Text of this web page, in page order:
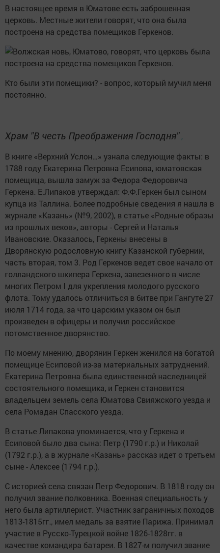
В настоящее время в Юматове есть заброшенная
церковь. Местные жители говорят, что она была
построена на средства помещиков Геркенов.
Кто были эти помещики? - вопрос, который мучил меня
постоянно.
Храм "В честь Преображения Господня",
В книге «Верхний Услон…» узнала следующие факты: в
1788 году Екатерина Петровна Есипова, юматовская
помещица, вышла замуж за Федора Федоровича
Геркена. Е.Липаков утверждал: Ф.Ф.Геркен был сыном
купца из Таллина. Более подробные сведения я нашла в
журнале «Казань» (№9, 2002), в статье «Родные образы
из прошлых веков», авторы - Сергей и Наталья
Ивановские. Оказалось, Геркены внесены в
Дворянскую родословную книгу Казанской губернии,
часть вторая, том 3. Род Геркенов ведет свое начало от
голландского шкипера Геркена, завезенного в числе
многих Петром I для укрепления молодого русского
флота. Тому удалось отличиться в битве при Гангуте 27
июля 1714 года, за что царским указом он был
произведен в офицеры и получил российское
потомственное дворянство.
По моему мнению, дворянин Геркен женился на богатой
помещице Есиповой из-за материальных затруднений.
Екатерина Петровна была единственной наследницей
состоятельного помещика, и Геркен становится
владельцем земель села Юматова Свияжского уезда и
села Ромадан Спасского уезда.
В статье Липакова упоминается, что у Геркена и
Есиповой было два сына: Петр (1790 г.р.) и Николай
(1792 г.р.), а в журнале «Казань» рассказ идет о третьем
сыне - Алексее (1794 г.р.).
С историей села связан Петр Федорович. В 1818 году он
получил звание полковника. Военная специальность у
него была артиллерист. Участник заграничных походов
1813-1815гг., имел медаль за взятие Парижа. Принимал
участие в Русско-Турецкой войне 1826-1828гг. в
качестве командира батареи. В 1827-м получил звание